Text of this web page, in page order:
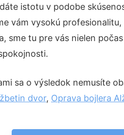
istotu v podobe
vám vysokú
sme tu pre vás nielen
sa o výsledok nemusíte
dvor, Oprava bojlera